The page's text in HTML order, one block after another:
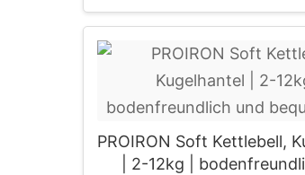
PROIRON Soft Kettlebell,
| 2-12kg |